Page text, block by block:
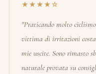
★★★★☆
"Praticando molto
vittima di irritazioni
mie uscite. Sono rimasto
naturale provata su